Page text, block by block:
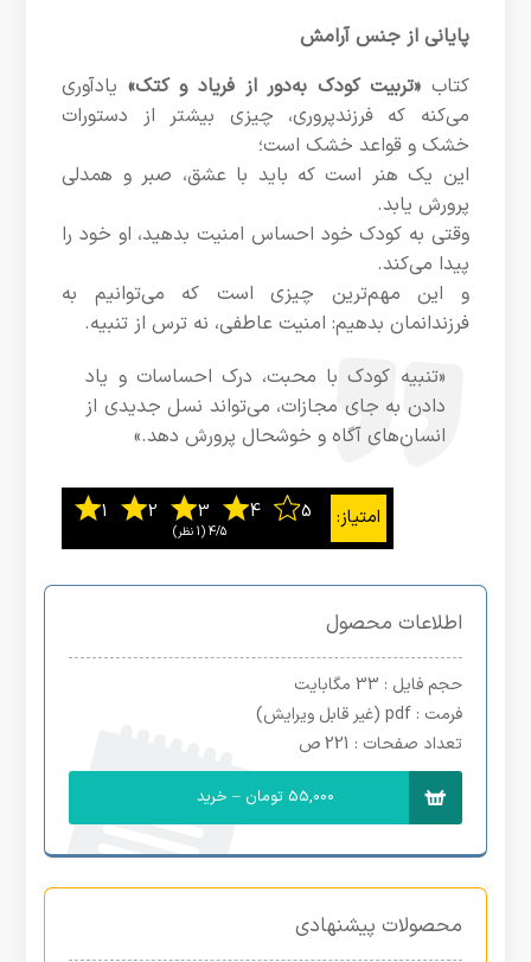
پایانی از جنس آرامش
کتاب «تربیت کودک به‌دور از فریاد و کتک» یادآوری
می‌کنه که فرزندپروری، چیزی بیشتر از دستورات
خشک و قواعد خشک است؛
این یک هنر است که باید با عشق، صبر و همدلی
پرورش یابد.
وقتی به کودک خود احساس امنیت بدهید، او خود را
پیدا می‌کند.
و این مهم‌ترین چیزی است که می‌توانیم به
فرزندانمان بدهیم: امنیت عاطفی، نه ترس از تنبیه.
«تنبیه کودک با محبت، درک احساسات و یاد
دادن به جای مجازات، می‌تواند نسل جدیدی از
انسان‌های آگاه و خوشحال پرورش دهد.»
4/5 ‫(1 نظر)
اطلاعات محصول
حجم فایل : 33 مگابایت
فرمت : pdf (غیر قابل ویرایش)
تعداد صفحات : 221 ص
55,000 تومان – خرید
محصولات پیشنهادی